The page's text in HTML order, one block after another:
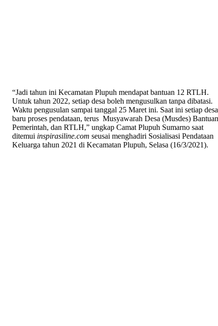
“Jadi tahun ini Kecamatan Plupuh mendapat bantuan 12 RTLH.
Untuk tahun 2022, setiap desa boleh mengusulkan tanpa dibatasi.
Waktu pengusulan sampai tanggal 25 Maret ini. Saat ini setiap desa
baru proses pendataan, terus Musyawarah Desa (Musdes)
Pemerintah, dan RTLH,” ungkap Camat Plupuh Sumarno saat
ditemui inspirasiline.comseusai menghadiri Sosialisasi Pendataan
Keluarga tahun 2021 di Kecamatan Plupuh, Selasa (16/3/2021).